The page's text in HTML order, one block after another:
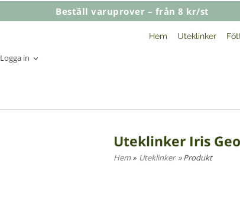
Beställ varuprover – från 8 kr/st
Hem Uteklinker
Logga in
Uteklinker Iris Geo
Hem» Uteklinker » Produkt